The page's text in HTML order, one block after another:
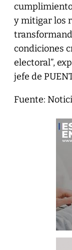
y mitigar los
condiciones
electoral”,
jefe de
Fuente: